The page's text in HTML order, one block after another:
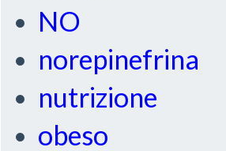
NO
norepinefrina
nutrizione
obeso